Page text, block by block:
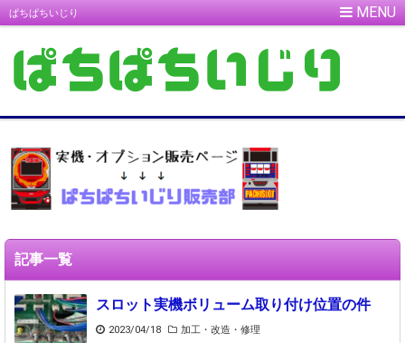
ぱちぱちいじり
記事一覧
スロット実機ボリューム取り付け位置の件
2023/04/18
加工・改造・修理